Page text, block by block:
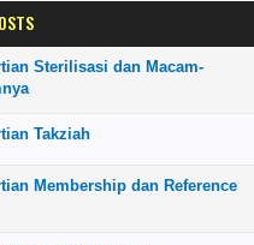
Sterilisasi dan Macam-
Takziah
Membership dan Reference